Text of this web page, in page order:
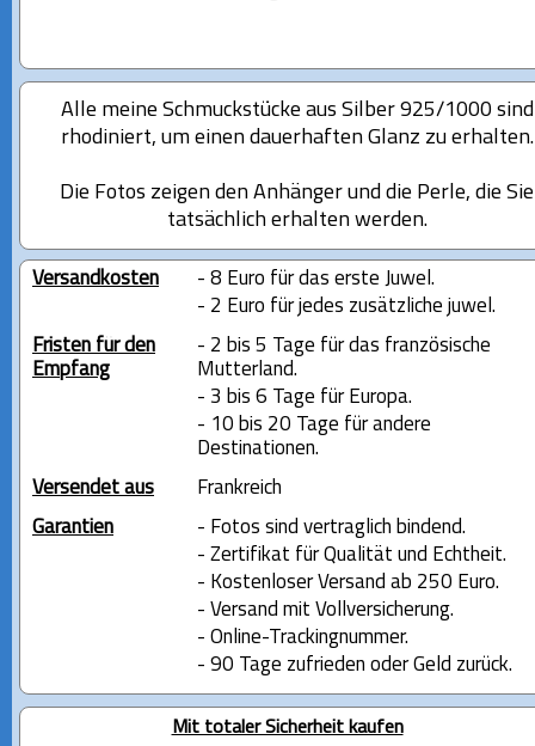
Alle meine Schmuckstücke aus Silber 925/1000 sind
rhodiniert, um einen dauerhaften Glanz zu erhalten.
Die Fotos zeigen den Anhänger und die Perle, die Sie
tatsächlich erhalten werden.
Versandkosten
- 8 Euro für das erste Juwel.
- 2 Euro für jedes zusätzliche juwel.
Fristen für den
Empfang
- 2 bis 5 Tage für das französische
Mutterland.
- 3 bis 6 Tage für Europa.
- 10 bis 20 Tage für andere
Destinationen.
Versendet aus
Frankreich
Garantien
- Fotos sind vertraglich bindend.
- Zertifikat für Qualität und Echtheit.
- Kostenloser Versand ab 250 Euro.
- Versand mit Vollversicherung.
- Online-Trackingnummer.
- 90 Tage zufrieden oder Geld zurück.
Mit totaler Sicherheit kaufen